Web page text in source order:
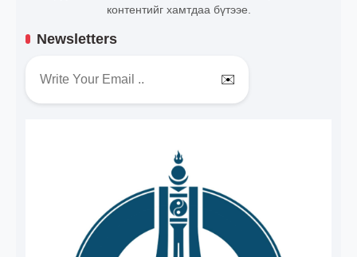
контентийг хамтдаа бүтээе.
Newsletters
✉️